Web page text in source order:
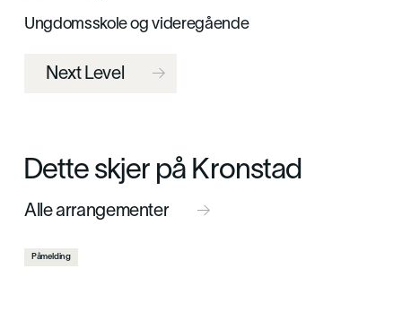
Ungdomsskole og videregående
Next Level 
Dette skjer på Kronstad
Alle arrangementer 
Påmelding